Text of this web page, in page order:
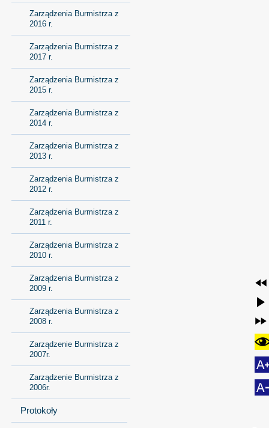
Zarządzenia Burmistrza z
2016 r.
Zarządzenia Burmistrza z
2017 r.
Zarządzenia Burmistrza z
2015 r.
Zarządzenia Burmistrza z
2014 r.
Zarządzenia Burmistrza z
2013 r.
Zarządzenia Burmistrza z
2012 r.
Zarządzenia Burmistrza z
2011 r.
Zarządzenia Burmistrza z
2010 r.
Zarządzenia Burmistrza z
2009 r.
Zarządzenia Burmistrza z
2008 r.
Zarządzenie Burmistrza z
2007r.
Zarządzenie Burmistrza z
2006r.
Protokoły